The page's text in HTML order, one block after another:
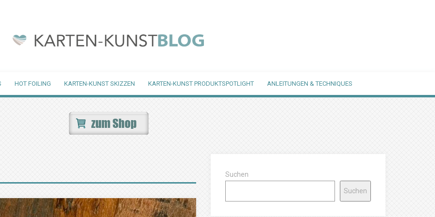
HOT FOILING KARTEN-KUNST SKIZZEN KARTEN-KUNST PRODUKTSPOTLIGHT ANLEITUNGEN & TECHNIQUES
Suchen
Suchen